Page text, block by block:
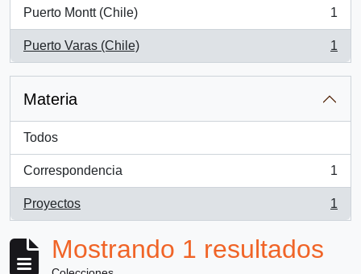
Puerto Montt (Chile)
, 1 resultados
1
Puerto Varas (Chile)
, 1 resultados
1
Materia
Todos
Correspondencia
, 1 resultados
1
Proyectos
, 1 resultados
1
Mostrando 1 resultados